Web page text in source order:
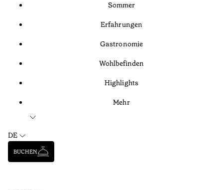
Sommer
Erfahrungen
Gastronomie
Wohlbefinden
Highlights
Mehr
DE
BUCHEN